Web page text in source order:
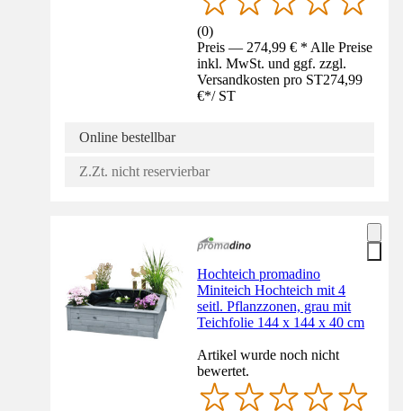
(0)
Preis — 274,99 € * Alle Preise
inkl. MwSt. und ggf. zzgl.
Versandkosten pro ST274,99
€*/ ST
Online bestellbar
Z.Zt. nicht reservierbar
Hochteich promadino
Miniteich Hochteich mit 4
seitl. Pflanzzonen, grau mit
Teichfolie 144 x 144 x 40 cm
Artikel wurde noch nicht
bewertet.